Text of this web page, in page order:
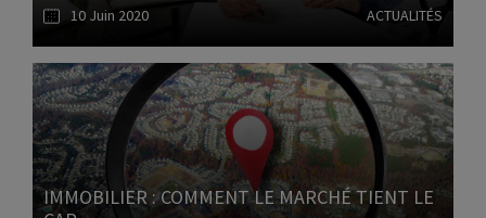
10 Juin 2020 ACTUALITÉS
Lire l'article
IMMOBILIER : COMMENT LE MARCHÉ TIENT LE